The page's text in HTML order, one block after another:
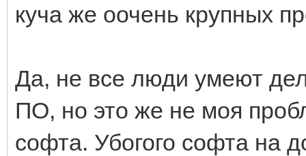
куча же оочень крупных
Да, не все люди умеют
ПО, но это же не моя
софта. Убогого софта на